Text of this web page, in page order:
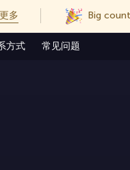
多 Big
方式 常见问题